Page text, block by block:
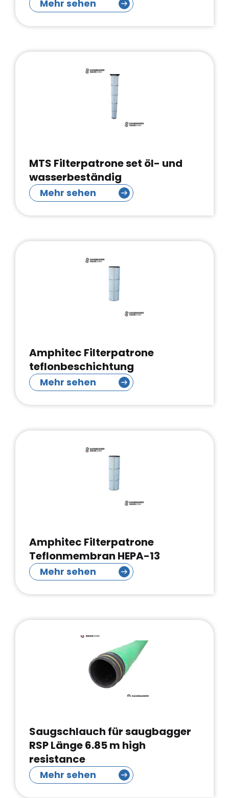
Mehr sehen
MTS Filterpatrone set öl- und
wasserbeständig
Mehr sehen
Amphitec Filterpatrone
teflonbeschichtung
Mehr sehen
Amphitec Filterpatrone
Teflonmembran HEPA-13
Mehr sehen
Saugschlauch für saugbagger
RSP Länge 6.85 m high
resistance
Mehr sehen